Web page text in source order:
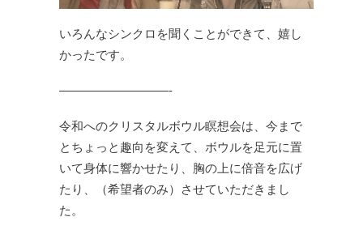
いろんなシンクロを聞くことができて、嬉し
かったです。
—————————-
令和へのクリスタルボウル瞑想会は、 今まで
とちょっと趣向を変えて、 ボウルを足元に置
いて身体に響かせたり、 胸の上に倍音を広げ
たり、
（希望者のみ）させていただきまし
た。